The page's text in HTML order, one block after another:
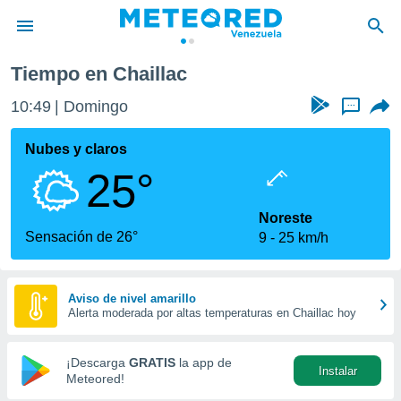
de
ha
calidad.
a este
las
y
forma
digital
basada
Tiempo en Chaillac
10:49 Domingo ...
Nubes y claros
25°
Sensación de 26°
Noreste
9
25 km/h
Aviso de nivel amarillo
Alerta moderada por altas temperaturas en Chaillac hoy
¡Descarga GRATIS la app de
Meteored!
Instalar